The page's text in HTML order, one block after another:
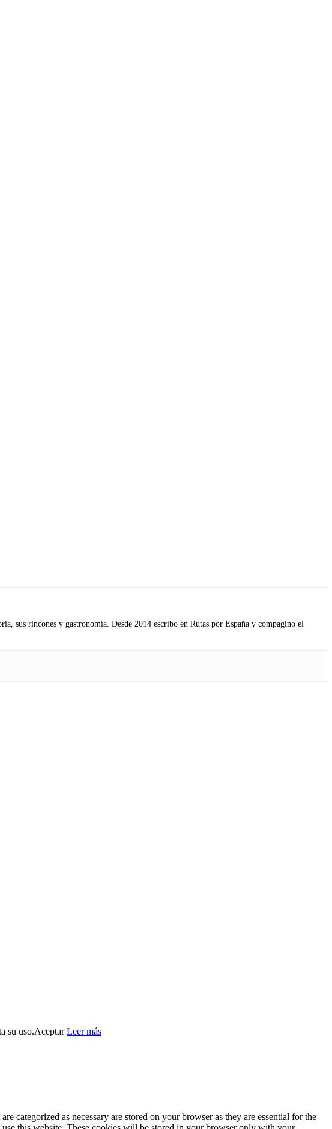
sus rincones y gastronomía. Desde 2014 escribo en Rutas por España y compagino el
su uso.Aceptar Leer más
categorized as necessary are stored on your browser as they are essential for the